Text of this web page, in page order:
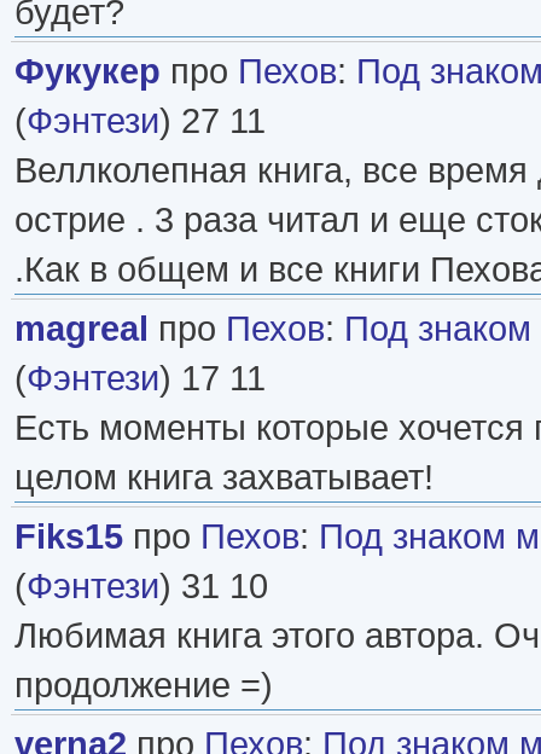
будет?
Фукукер про Пехов: Под
(Фэнтези) 27 11
Веллколепная книга, все
острие . 3 раза читал и еще
.Как в общем и все книги
magreal про Пехов: Под
(Фэнтези) 17 11
Есть моменты которые хочется
целом книга захватывает!
Fiks15 про Пехов: Под знаком
(Фэнтези) 31 10
Любимая книга этого автора.
продолжение =)
verna2 про Пехов: Под знаком